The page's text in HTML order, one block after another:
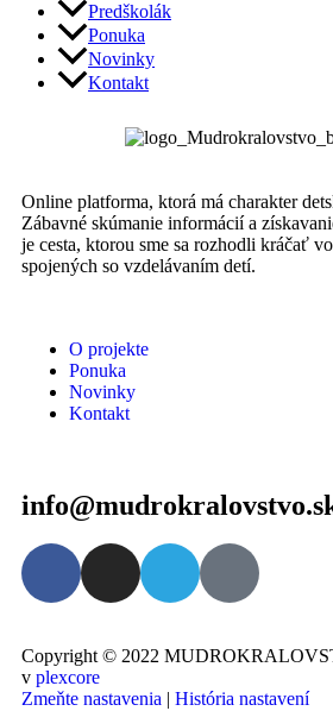
Predškolák
Ponuka
Novinky
Kontakt
Online platforma, ktorá má charakter
Zábavné skúmanie informácií a
je cesta, ktorou sme sa rozhodli kráčať
spojených so vzdelávaním detí.
O projekte
Ponuka
Novinky
Kontakt
Copyright © 2022
v plexcore
Zmeňte nastavenia | História nastavení